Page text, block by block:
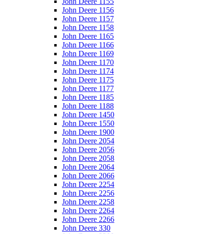
John Deere 1156
John Deere 1157
John Deere 1158
John Deere 1165
John Deere 1166
John Deere 1169
John Deere 1170
John Deere 1174
John Deere 1175
John Deere 1177
John Deere 1185
John Deere 1188
John Deere 1450
John Deere 1550
John Deere 1900
John Deere 2054
John Deere 2056
John Deere 2058
John Deere 2064
John Deere 2066
John Deere 2254
John Deere 2256
John Deere 2258
John Deere 2264
John Deere 2266
John Deere 330